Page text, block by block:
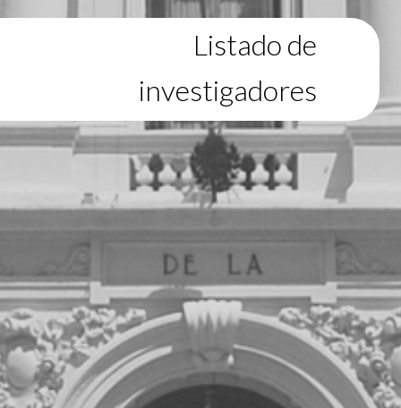
Listado de
investigadores